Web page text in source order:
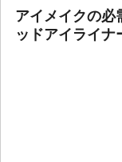
アイメイクの必
ッドアイライナ